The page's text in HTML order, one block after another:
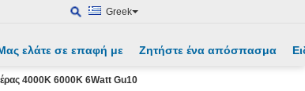
Greek
ελάτε σε επαφή με Ζητήστε ένα απόσπασμα
4000K 6000K 6Watt Gu10